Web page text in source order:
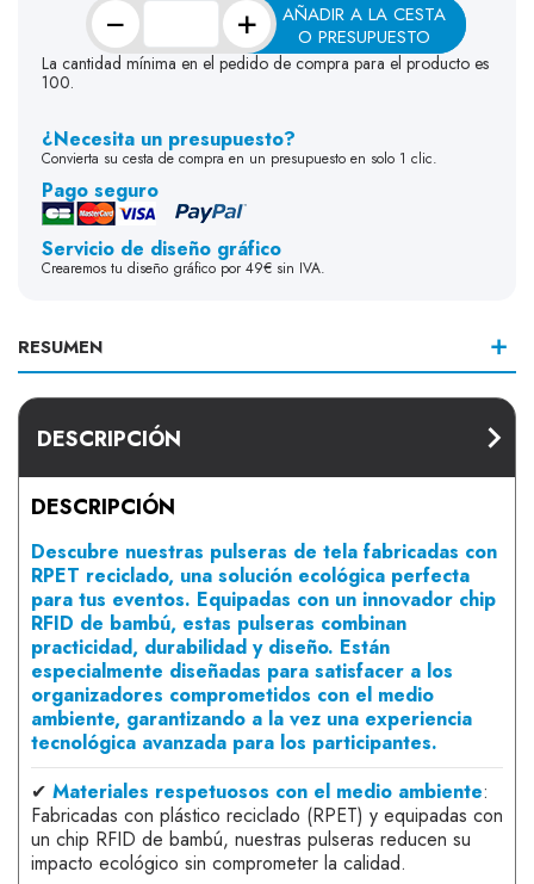
− +
AÑADIR A LA CESTA
O PRESUPUESTO
La cantidad mínima en el pedido de compra para el producto es
100.
¿Necesita un presupuesto?
Convierta su cesta de compra en un presupuesto en solo 1 clic.
Pago seguro
Servicio de diseño gráfico
Crearemos tu diseño gráfico por 49€ sin IVA.
RESUMEN
DESCRIPCIÓN
DESCRIPCIÓN
Descubre nuestras pulseras de tela fabricadas con
RPET reciclado, una solución ecológica perfecta
para tus eventos. Equipadas con un innovador chip
RFID de bambú, estas pulseras combinan
practicidad, durabilidad y diseño. Están
especialmente diseñadas para satisfacer a los
organizadores comprometidos con el medio
ambiente, garantizando a la vez una experiencia
tecnológica avanzada para los participantes.
✔ Materiales respetuosos con el medio ambiente:
Fabricadas con plástico reciclado (RPET) y equipadas con
un chip RFID de bambú, nuestras pulseras reducen su
impacto ecológico sin comprometer la calidad.